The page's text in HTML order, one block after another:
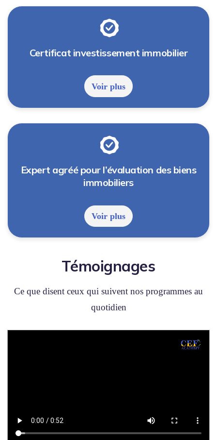
Certificat investissement immobilier
Voir plus
Expert agréé pour l’évaluation des biens
immobiliers
Voir plus
Témoignages
Ce que disent ceux qui suivent nos programmes au
quotidien